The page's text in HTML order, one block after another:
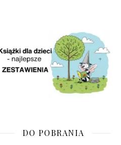
DO POBRANIA